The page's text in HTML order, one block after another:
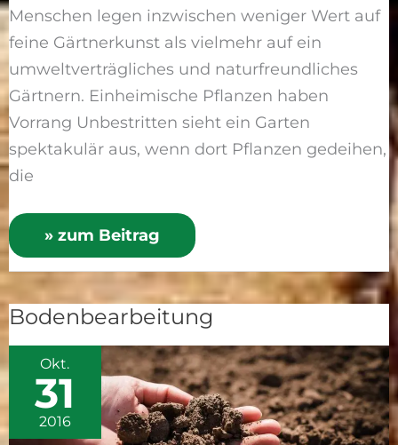
Menschen legen inzwischen weniger Wert auf
feine Gärtnerkunst als vielmehr auf ein
umweltverträgliches und naturfreundliches
Gärtnern. Einheimische Pflanzen haben
Vorrang Unbestritten sieht ein Garten
spektakulär aus, wenn dort Pflanzen gedeihen,
die
» zum Beitrag
Bodenbearbeitung
Okt.
31
2016
Bodenbearbeitung